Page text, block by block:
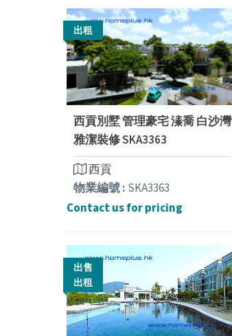
出租
西貢別墅 管理豪宅 溱喬 白沙灣
雅潔裝修 SKA3363
西貢
物業編號 : SKA3363
Contact us for pricing
出售
出租